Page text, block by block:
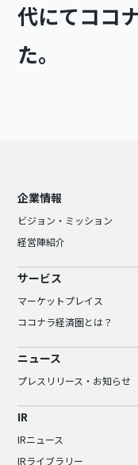
代にてココ
た。
企業情報
ビジョン・ミッション
経営陣紹介
サービス
マーケットプレイス
ココナラ経済圏とは？
ニュース
プレスリリース・お知らせ
IR
IRニュース
IRライブラリー